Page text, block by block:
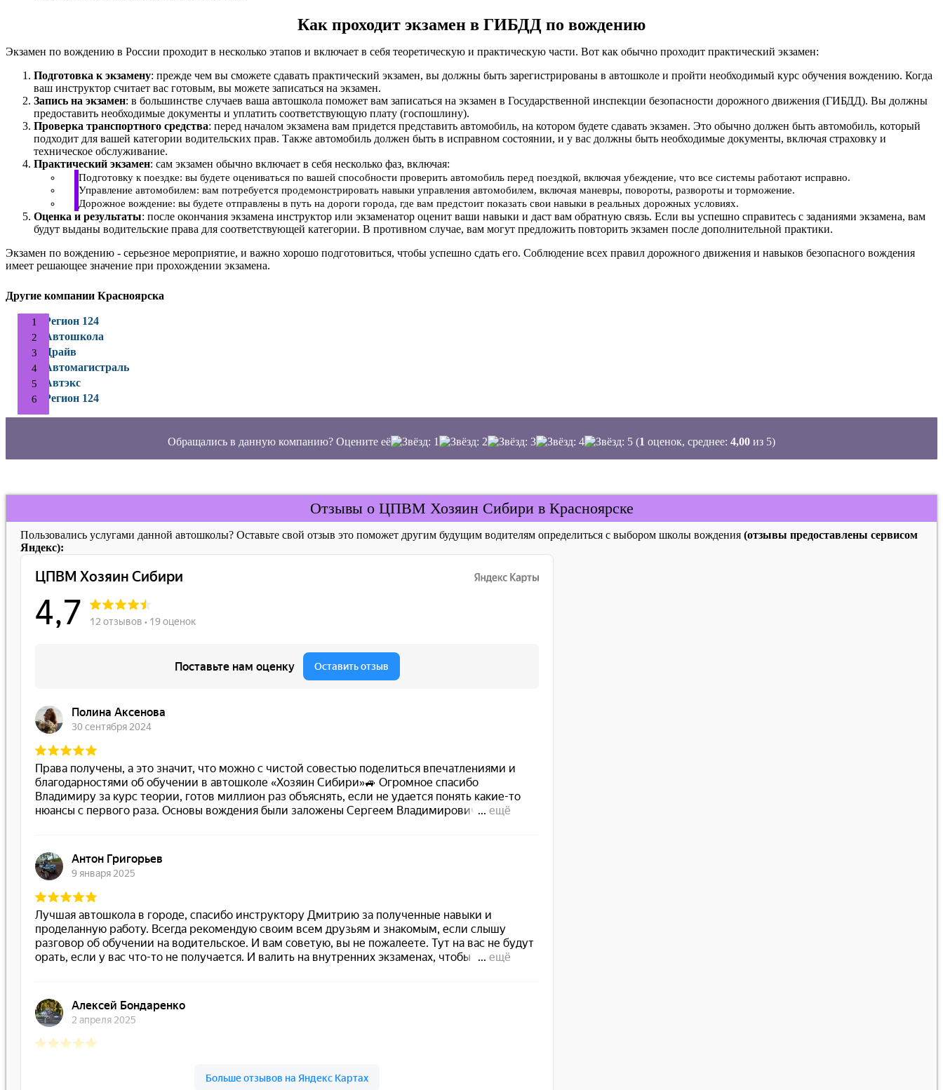
Как проходит экзамен в ГИБДД по вождению
Экзамен по вождению в России проходит в несколько этапов и включает в себя теоретическую и практическую части. Вот как обычно проходит практический экзамен:
Подготовка к экзамену: прежде чем вы сможете сдавать практический экзамен, вы должны быть зарегистрированы в автошколе и пройти необходимый курс обучения вождению. Когда
ваш инструктор считает вас готовым, вы можете записаться на экзамен.
Запись на экзамен: в большинстве случаев ваша автошкола поможет вам записаться на экзамен в Государственной инспекции безопасности дорожного движения (ГИБДД). Вы должны
предоставить необходимые документы и уплатить соответствующую плату (госпошлину).
Проверка транспортного средства: перед началом экзамена вам придется представить автомобиль, на котором будете сдавать экзамен. Это обычно должен быть автомобиль, который
подходит для вашей категории водительских прав. Также автомобиль должен быть в исправном состоянии, и у вас должны быть необходимые документы, включая страховку и
техническое обслуживание.
Практический экзамен: сам экзамен обычно включает в себя несколько фаз, включая:
Подготовку к поездке: вы будете оцениваться по вашей способности проверить автомобиль перед поездкой, включая убеждение, что все системы работают исправно.
Управление автомобилем: вам потребуется продемонстрировать навыки управления автомобилем, включая маневры, повороты, развороты и торможение.
Дорожное вождение: вы будете отправлены в путь на дороги города, где вам предстоит показать свои навыки в реальных дорожных условиях.
Оценка и результаты: после окончания экзамена инструктор или экзаменатор оценит ваши навыки и даст вам обратную связь. Если вы успешно справитесь с заданиями экзамена, вам
будут выданы водительские права для соответствующей категории. В противном случае, вам могут предложить повторить экзамен после дополнительной практики.
Экзамен по вождению - серьезное мероприятие, и важно хорошо подготовиться, чтобы успешно сдать его. Соблюдение всех правил дорожного движения и навыков безопасного вождения
имеет решающее значение при прохождении экзамена.
Другие компании Красноярска
Регион 124
Автошкола
Драйв
Автомагистраль
Автэкс
Регион 124
Обращались в данную компанию? Оцените её (1 оценок, среднее: 4,00 из 5)
Отзывы о ЦПВМ Хозяин Сибири в Красноярске
Пользовались услугами данной автошколы? Оставьте свой отзыв это поможет другим будущим водителям определиться с выбором школы вождения (отзывы предоставлены сервисом
Яндекс):